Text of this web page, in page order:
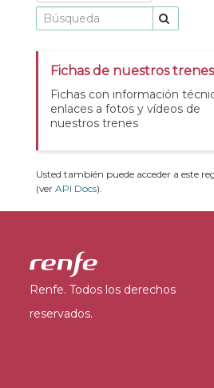
Fichas de nuestros trenes
Fichas con información
enlaces a fotos y vídeos de
nuestros trenes
Usted también puede acceder a este
(ver API Docs).
Renfe. Todos los derechos
reservados.